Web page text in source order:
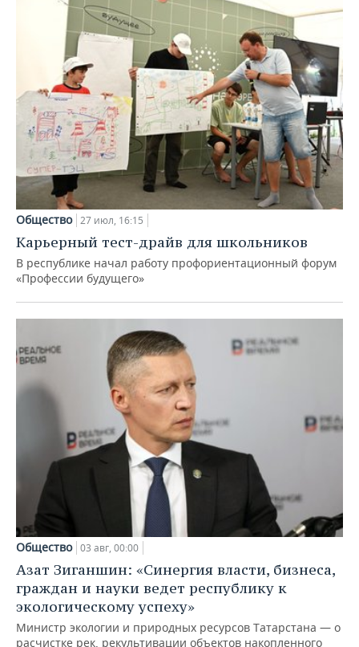
Общество 27 июл, 16:15
Карьерный тест-драйв для школьников
В республике начал работу профориентационный форум
«Профессии будущего»
Общество 03 авг, 00:00
Азат Зиганшин: «Синергия власти, бизнеса,
граждан и науки ведет республику к
экологическому успеху»
Министр экологии и природных ресурсов Татарстана — о
расчистке рек, рекультивации объектов накопленного